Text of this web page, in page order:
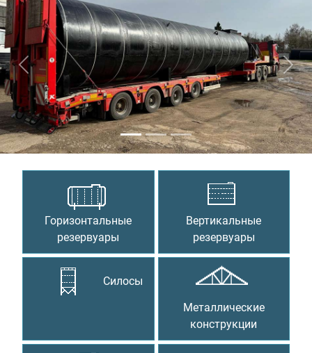
Предыдущий
Горизонтальные
резервуары
Вертикальные
резервуары
Силосы
Металлические
конструкции